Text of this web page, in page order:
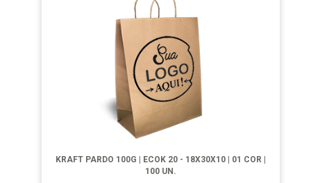
KRAFT PARDO 100G | ECOK 20 - 18X30X10 | 01 COR |
100 UN.